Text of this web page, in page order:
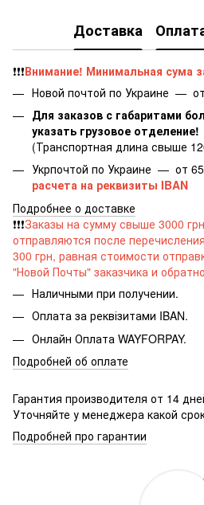
Доставка
❗️❗️❗️Внимание! Минимальная сума
​​​​​Новой почтой по Украине —
Для заказов с габаритами
указать грузовое отделение!
(Транспортная длина свыше
Укрпочтой по Украине — от 65
расчета на реквизиты IBAN
Подробнее о доставке
❗️❗️❗️Заказы на сумму свыше 3000
отправляются после
300 грн, равная стоимости
"Новой Почты" заказчика и
Наличными при получении.
Оплата за реквізитами IBAN.
Онлайн Оплата WAYFORPAY.
Подробней об оплате
Гарантия производителя от 14
Уточняйте у менеджера какой
Подробней про гарантии